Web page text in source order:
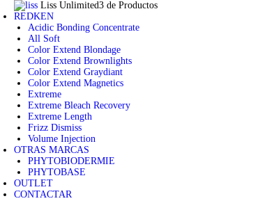
Liss Unlimited3 de Productos
REDKEN
Acidic Bonding Concentrate
All Soft
Color Extend Blondage
Color Extend Brownlights
Color Extend Graydiant
Color Extend Magnetics
Extreme
Extreme Bleach Recovery
Extreme Length
Frizz Dismiss
Volume Injection
OTRAS MARCAS
PHYTOBIODERMIE
PHYTOBASE
OUTLET
CONTACTAR